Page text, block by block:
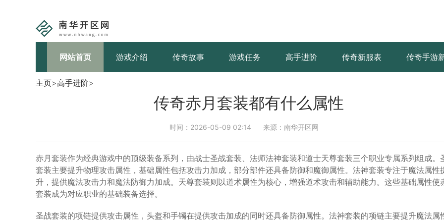
网站首页 游戏介绍 传奇故事 游戏任务 高手进阶 传奇新服表 传奇手游
主页>高手进阶>
传奇赤月套装都有什么属性
时间：2026-05-09 02:14 来源：南华开区网
赤月套装作为经典游戏中的顶级装备系列，由战士圣战套装、法师法神套装和道士天尊套装三个职业专属系列组成。
套装主要提升物理攻击属性，基础属性包括攻击力加成，部分部件还具备防御和魔御属性。法神套装专注于魔法属性
升，提供魔法攻击力和魔法防御力加成。天尊套装则以道术属性为核心，增强道术攻击和辅助能力。这些基础属性使
套装成为对应职业的基础装备选择。
圣战套装的项链提供攻击属性，头盔和手镯在提供攻击加成的同时还具备防御属性。法神套装的项链主要提升魔法属